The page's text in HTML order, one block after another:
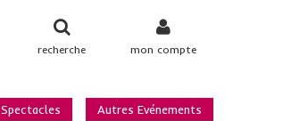
mon compte
recherche
Spectacles Autres Evénements